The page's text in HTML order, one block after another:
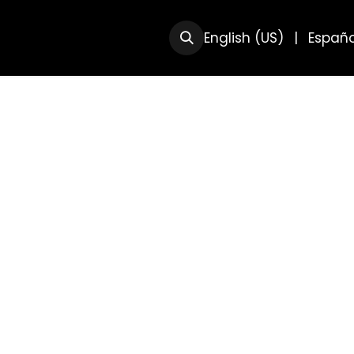
SOBRE NOSOTRAS English (US) |